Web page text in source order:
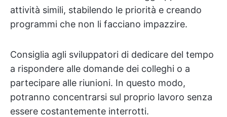
attività simili, stabilendo le priorità e creando
programmi che non li facciano impazzire.
Consiglia agli sviluppatori di dedicare del tempo
a rispondere alle domande dei colleghi o a
partecipare alle riunioni. In questo modo,
potranno concentrarsi sul proprio lavoro senza
essere costantemente interrotti.